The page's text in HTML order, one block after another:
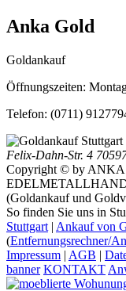
Anka Gold
Goldankauf
Öffnungszeiten:
Telefon: (0711)
Felix-Dahn-Str. 4
Copyright © by ANKA
(Goldankauf und
So finden Sie uns in
Stuttgart | Ankauf von
(Entfernungsrechner/
Impressum | AGB |
banner KONTAKT